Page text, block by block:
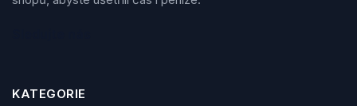
KATEGORIE